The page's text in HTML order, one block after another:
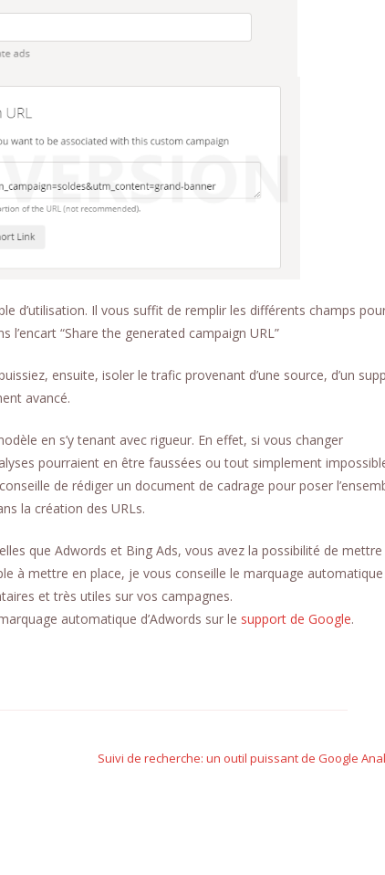
d’utilisation. Il vous suffit de remplir les différents champs
l’encart “Share the generated campaign URL”
ensuite, isoler le trafic provenant d’une source, d’un
avancé.
en s’y tenant avec rigueur. En effet, si vous changer
pourraient en être faussées ou tout simplement
de rédiger un document de cadrage pour poser
la création des URLs.
que Adwords et Bing Ads, vous avez la possibilité de mettre
à mettre en place, je vous conseille le marquage automatique
et très utiles sur vos campagnes.
automatique d’Adwords sur le support de Google.
Suivi de recherche: un outil puissant de Google